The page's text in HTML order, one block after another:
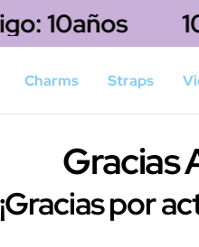
10años
Charms Straps
Gracias
¡Gracias por